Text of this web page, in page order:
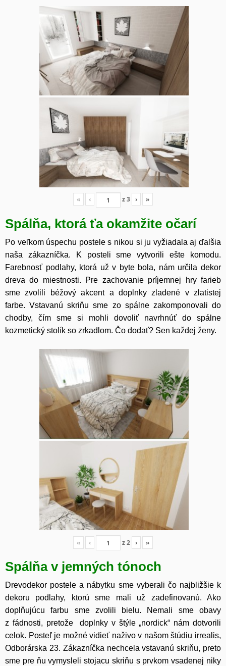
« ‹ z3 › »
Spálňa, ktorá ťa okamžite očarí
Po veľkom úspechu postele s nikou si ju vyžiadala aj ďalšia
naša zákazníčka. K posteli sme vytvorili ešte komodu.
Farebnosť podlahy, ktorá už v byte bola, nám určila dekor
dreva do miestnosti. Pre zachovanie príjemnej hry farieb
sme zvolili béžový akcent a doplnky zladené v zlatistej
farbe. Vstavanú skriňu sme zo spálne zakomponovali do
chodby, čím sme si mohli dovoliť navrhnúť do spálne
kozmetický stolík so zrkadlom. Čo dodať? Sen každej ženy.
« ‹ z2 › »
Spálňa v jemných tónoch
Drevodekor postele a nábytku sme vyberali čo najbližšie k
dekoru podlahy, ktorú sme mali už zadefinovanú. Ako
doplňujúcu farbu sme zvolili bielu. Nemali sme obavy
z fádnosti, pretože doplnky v štýle „nordick“ nám dotvorili
celok. Posteľ je možné vidieť naživo v našom štúdiu irrealis,
Odborárska 23. Zákazníčka nechcela vstavanú skriňu, preto
sme pre ňu vymysleli stojacu skriňu s prvkom vsadenej niky